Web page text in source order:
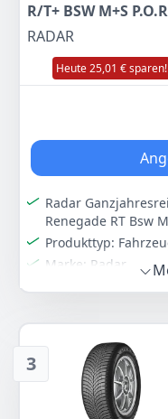
R/T+ BSW M+S P.O.R
RADAR
Heute 25,01 € sparen!
Radar
Renegade RT Bsw
Produkttyp:
Marke: Radar
Farbe
UVP:
3